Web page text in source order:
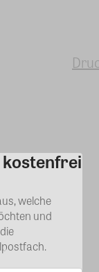
welche
und